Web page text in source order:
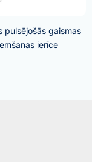
pulsējošās gaismas
ierīce